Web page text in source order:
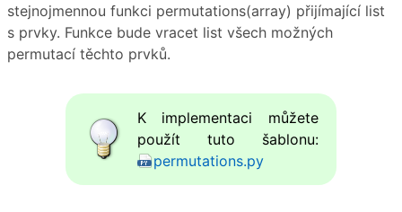
stejnojmennou funkci permutations(array) přijímající list
s prvky. Funkce bude vracet list všech možných
permutací těchto prvků.
K implementaci můžete
použít tuto šablonu:
permutations.py